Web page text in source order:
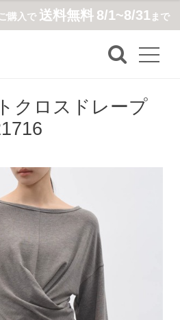
購入で 送料無料 8/1~8/31まで
クロスドレープ